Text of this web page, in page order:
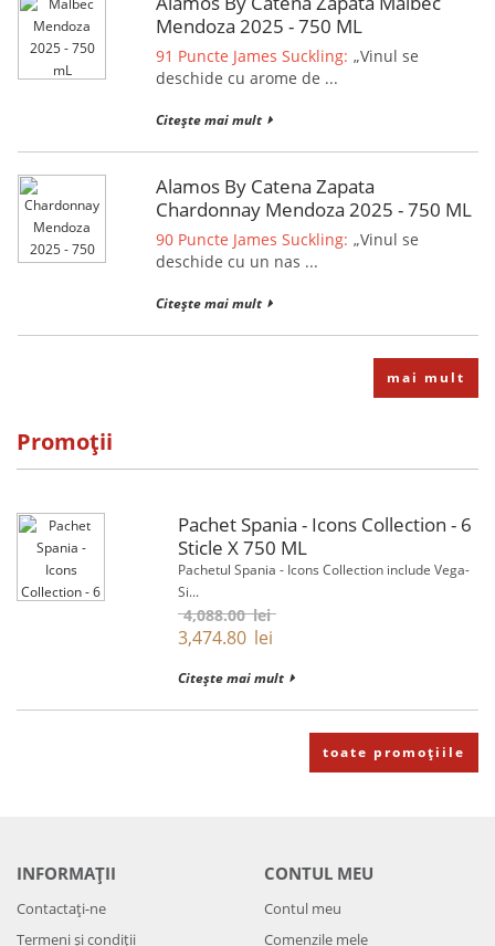
Mendoza 2025 - 750 ML
91 Puncte James Suckling: „Vinul se
deschide cu arome de ...
Citește mai mult
Alamos By Catena Zapata
Chardonnay Mendoza 2025 - 750 ML
90 Puncte James Suckling: „Vinul se
deschide cu un nas ...
Citește mai mult
mai mult
Promoții
Pachet Spania - Icons Collection - 6
Sticle X 750 ML
Pachetul Spania - Icons Collection include Vega-
Si...
4,088.00lei
3,474.80 lei
Citește mai mult
toate promoțiile
INFORMAȚII
Contactați-ne
Termeni și condiții
CONTUL MEU
Contul meu
Comenzile mele